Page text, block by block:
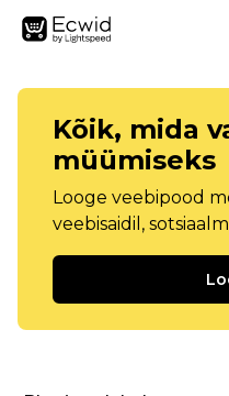
Kõik, mida
müümiseks
Looge veebipood
veebisaidil,